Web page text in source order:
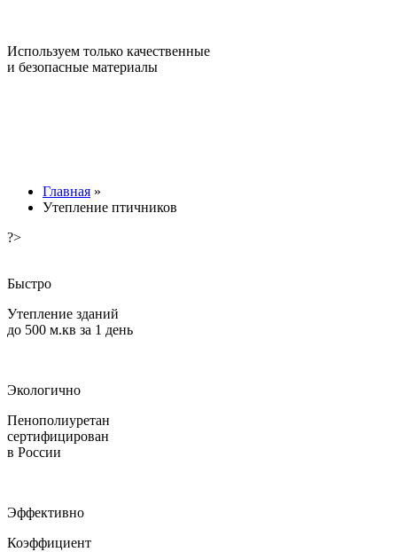
Используем только качественные
и безопасные материалы
Главная »
Утепление птичников
?>
Быстро
Утепление зданий
до 500 м.кв за 1 день
Экологично
Пенополиуретан
сертифицирован
в России
Эффективно
Коэффициент